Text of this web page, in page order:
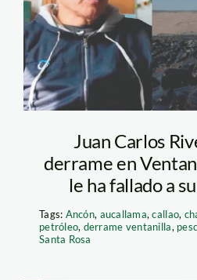
spda
Juan Carlos
derrame en
le ha fallado a
Tags: Ancón, aucallama,callao,
petróleo, derrame ventanilla,
Santa Rosa